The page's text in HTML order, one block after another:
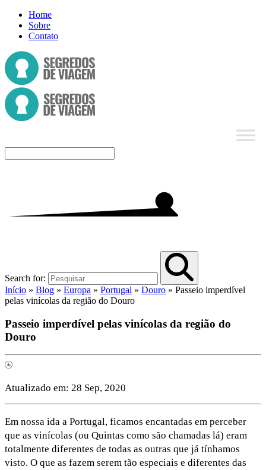
Home
Sobre
Contato
Search for:
Início » Blog » Europa » Portugal » Douro » Passeio imperdível
pelas vinícolas da região do Douro
Passeio imperdível pelas vinícolas da região do
Douro
Atualizado em: 28 Sep, 2020
Em nossa ida a Portugal, ficamos encantadas em perceber
que as vinícolas (ou Quintas como são chamadas lá) eram
totalmente diferentes de todas as outras que já tínhamos
visto. O que as fazem serem tão especiais e diferentes das